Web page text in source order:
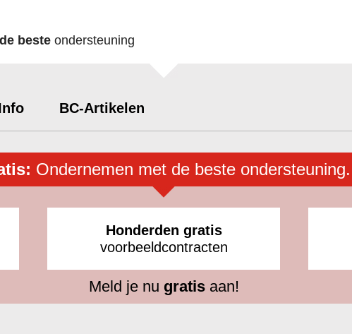
de beste ondersteuning
BC-Artikelen
Ondernemen met de beste ondersteuning.
Honderden gratis
voorbeeldcontracten
Meld je nu gratisaan!